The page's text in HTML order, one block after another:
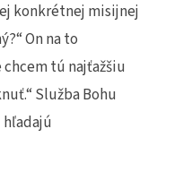
konkrétnej misijnej
On na to
tú najťažšiu
Služba Bohu